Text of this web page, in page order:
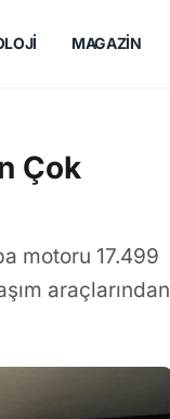
MAGAZIN
Çok
motoru 17.499
araçlarından